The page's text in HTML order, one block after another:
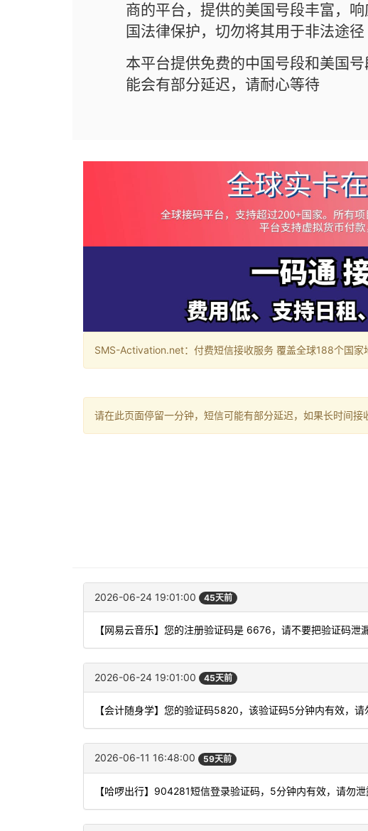
商的平台，提供的美国号段丰富，
国法律保护，切勿将其用于非法途径
本平台提供免费的中国号段和美国
能会有部分延迟，请耐心等待
SMS-Activation.net：付费短信接收服务 覆盖全球188个国
请在此页面停留一分钟，短信可能有部分延迟，如果长时间接
2026-06-24 19:01:00 45天前
【网易云音乐】您的注册验证码是 6676，请不要把验证码泄
2026-06-24 19:01:00 45天前
【会计随身学】您的验证码5820，该验证码5分钟内有效，请
2026-06-11 16:48:00 59天前
【哈啰出行】904281短信登录验证码，5分钟内有效，请勿泄